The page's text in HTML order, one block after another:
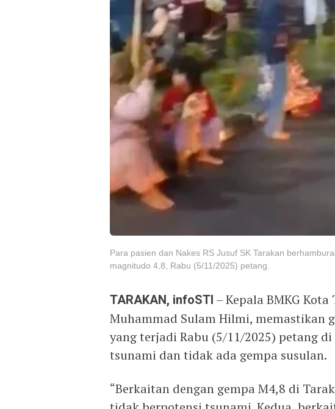
Para pasien dan Nakes RS Jusuf SK Tarakan
magnitudo 4,8, Rabu (5/11/2025) petang.
TARAKAN, infoSTI – Kepala BMKG
Muhammad Sulam Hilmi, memastikan
yang terjadi Rabu (5/11/2025) petang
tsunami dan tidak ada gempa susulan.
“Berkaitan dengan gempa M4,8 di